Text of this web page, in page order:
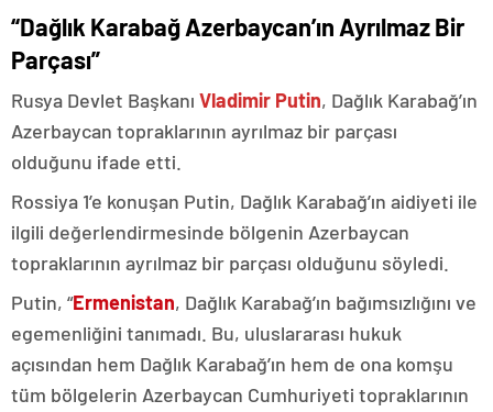
“Dağlık Karabağ Azerbaycan’ın Ayrılmaz Bir
Parçası”
Rusya Devlet Başkanı Vladimir Putin, Dağlık Karabağ’ın
Azerbaycan topraklarının ayrılmaz bir parçası
olduğunu ifade etti.
Rossiya 1’e konuşan Putin, Dağlık Karabağ’ın aidiyeti ile
ilgili değerlendirmesinde bölgenin Azerbaycan
topraklarının ayrılmaz bir parçası olduğunu söyledi.
Putin, “Ermenistan, Dağlık Karabağ’ın bağımsızlığını ve
egemenliğini tanımadı. Bu, uluslararası hukuk
açısından hem Dağlık Karabağ’ın hem de ona komşu
tüm bölgelerin Azerbaycan Cumhuriyeti topraklarının